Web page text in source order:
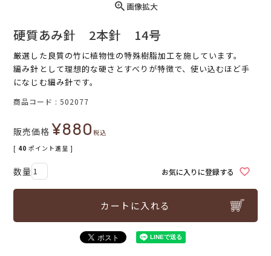
画像拡大
硬質あみ針 2本針 14号
厳選した良質の竹に植物性の特殊樹脂加工を施しています。
編み針として理想的な硬さとすべりが特徴で、使い込むほど手
になじむ編み針です。
商品コード 502077
販売価格 ¥880税込
[ 40 ポイント進呈 ]
お気に入りに登録する
カートに入れる